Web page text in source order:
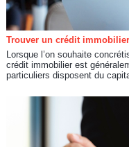
Trouver un crédit
Lorsque l’on souhaite
crédit immobilier est
particuliers disposent du